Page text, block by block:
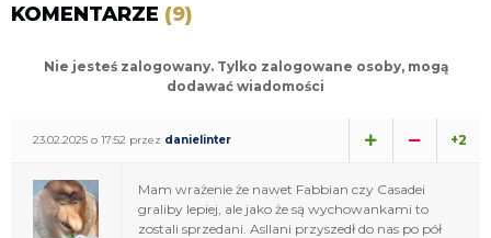
KOMENTARZE (9)
Nie jesteś zalogowany. Tylko zalogowane osoby, mogą
dodawać wiadomości
23.02.2025 o 17:52 przez danielinter +2
Mam wrażenie że nawet Fabbian czy Casadei
graliby lepiej, ale jako że są wychowankami to
zostali sprzedani. Asllani przyszedł do nas po pół